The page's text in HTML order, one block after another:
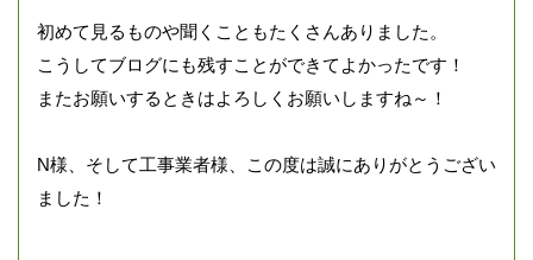
初めて見るものや聞くこともたくさんありました。
こうしてブログにも残すことができてよかったです！
またお願いするときはよろしくお願いしますね～！
N様、そして工事業者様、この度は誠にありがとうござい
ました！